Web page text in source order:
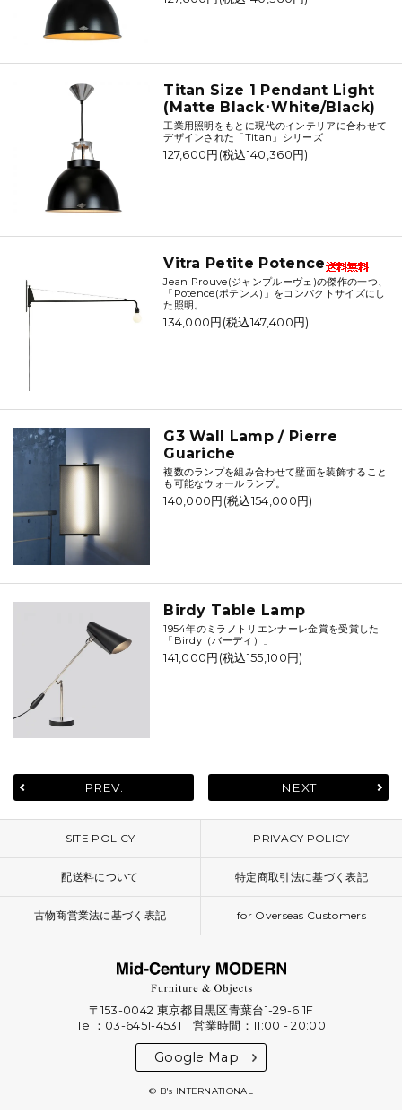
Titan Size 1 Pendant Light
(Matte Black･White/Black)
工業用照明をもとに現代のインテリアに合わせて
デザインされた「Titan」シリーズ
127,600円(税込140,360円)
Vitra Petite Potence
Jean Prouve(ジャンプルーヴェ)の傑作の一つ、
「Potence(ポテンス)」をコンパクトサイズにし
た照明。
134,000円(税込147,400円)
G3 Wall Lamp / Pierre
Guariche
複数のランプを組み合わせて壁面を装飾すること
も可能なウォールランプ。
140,000円(税込154,000円)
Birdy Table Lamp
1954年のミラノトリエンナーレ金賞を受賞した
「Birdy（バーディ）」
141,000円(税込155,100円)
PREV. NEXT
SITE POLICY PRIVACY POLICY
配送料について 特定商取引法に基づく表記
古物商営業法に基づく表記 for Overseas Customers
〒153-0042 東京都目黒区青葉台1-29-6 1F
Tel：03-6451-4531 営業時間：11:00 - 20:00
Google Map
© B's INTERNATIONAL